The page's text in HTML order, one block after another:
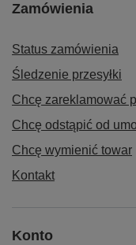
Zamówienia
Status zamówienia
Śledzenie przesyłki
Chcę zareklamować
Chcę odstąpić od
Chcę wymienić towar
Kontakt
Konto